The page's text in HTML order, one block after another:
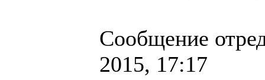
Сообщение
2015, 17:17